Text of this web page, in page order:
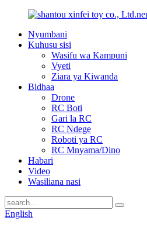
Nyumbani
Kuhusu sisi
Wasifu wa Kampuni
Vyeti
Ziara ya Kiwanda
Bidhaa
Drone
RC Boti
Gari la RC
RC Ndege
Roboti ya RC
RC Mnyama/Dino
Habari
Video
Wasiliana nasi
English